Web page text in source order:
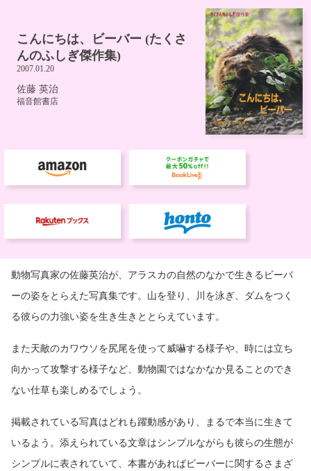
動物写真家の佐藤英治が、アラスカの自然のなかで生きるビーバ
ーの姿をとらえた写真集です。山を登り、川を泳ぎ、ダムをつく
る彼らの力強い姿を生き生きととらえています。
また天敵のカワウソを尻尾を使って威嚇する様子や、時には立ち
向かって攻撃する様子など、動物園ではなかなか見ることのでき
ない仕草も楽しめるでしょう。
掲載されている写真はどれも躍動感があり、まるで本当に生きて
いるよう。添えられている文章はシンプルながらも彼らの生態が
シンプルに表されていて、本書があればビーバーに関するさまざ